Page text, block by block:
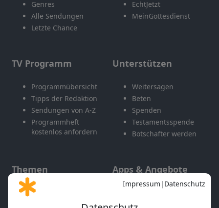
Genres
Alle Sendungen
Letzte Chance
EchtJetzt
MeinGottesdienst
TV Programm
Programmübersicht
Tipps der Redaktion
Sendungen von A-Z
Programmheft
kostenlos anfordern
Unterstützen
Weitersagen
Beten
Spenden
Testamentsspende
Botschafter werden
Themen
Gott und Bibel erklärt
Apps & Angebote
Mobile App